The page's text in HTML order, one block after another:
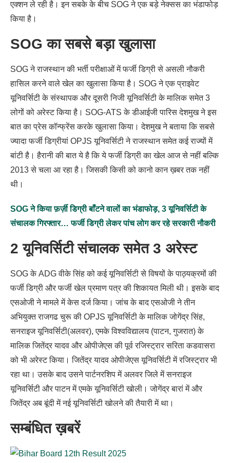
एक्शन ले रही है। इन सबके के बीच SOG ने एक बड़े नेक्सस का भंडाफोड़
किया है।
SOG का सबसे बड़ा खुलासा
SOG ने राजस्थान की भर्ती परीक्षाओं में फर्जी डिग्री से असली नौकरी
हासिल करने वाले खेल का खुलासा किया है। SOG ने एक प्राइवेट
यूनिवर्सिटी के संस्थापक और दूसरी निजी यूनिवर्सिटी के मालिक समेत 3
लोगों को अरेस्ट किया है। SOG-ATS के डीआईजी पारिस देशमुख ने इस
बात का प्रेस कॉन्फ्रेंस करके खुलासा किया। देशमुख ने बताया कि सबसे
ज्यादा फर्जी डिग्रीयां OPJS यूनिवर्सिटी ने राजस्थान समेत कई राज्यों में
बांटी है। हैरानी की बात ये है कि ये फर्जी डिग्री का खेल आज से नहीं बल्कि
2013 से चला आ रहा है। जिसकी किसी को कानो कान ख़बर तक नहीं
थी।
SOG ने किया फ़र्ज़ी डिग्री बाँटने वालों का भंडाफोड़, 3 यूनिवर्सिटी के
संचालक गिरफ्तार… फर्जी डिग्री लेकर पांच लोग कर रहे सरकारी नौकरी
2 यूनिवर्सिटी संचालक समेत 3 अरेस्ट
SOG के ADG वीके सिंह को कई यूनिवर्सिटी से विषयों के पाठ्यक्रमों की
फर्जी डिग्री और फर्जी खेल प्रमाण पत्र की शिकायत मिली थी। इसके बाद
एसओजी ने मामले में केस दर्ज किया। जांच के बाद एसओजी ने तीन
अभियुक्त राजगढ चुरू की OPJS यूनिवर्सिटी के मालिक जोगेंद्र सिंह,
सनराइज यूनिवर्सिटी(अलवर), एमके विश्वविद्यालय (पाटन, गुजरात) के
मालिक जितेंद्र यादव और ओपीजेएस की पूर्व रजिस्ट्रार सरिता कडवासरा
को भी अरेस्ट किया। जितेंद्र यादव ओपीजेएस यूनिवर्सिटी में रजिस्ट्रार भी
रहा था। उसके बाद उसने पार्टनरशिप में अलवर जिले में सनराइज
यूनिवर्सिटी और पाटन में एमके यूनिवर्सिटी खोली। जोगेंद्र बारां में और
जितेंद्र अब बूंदी में नई यूनिवर्सिटी खोलने की तैयारी में था।
सम्बंधित ख़बरें